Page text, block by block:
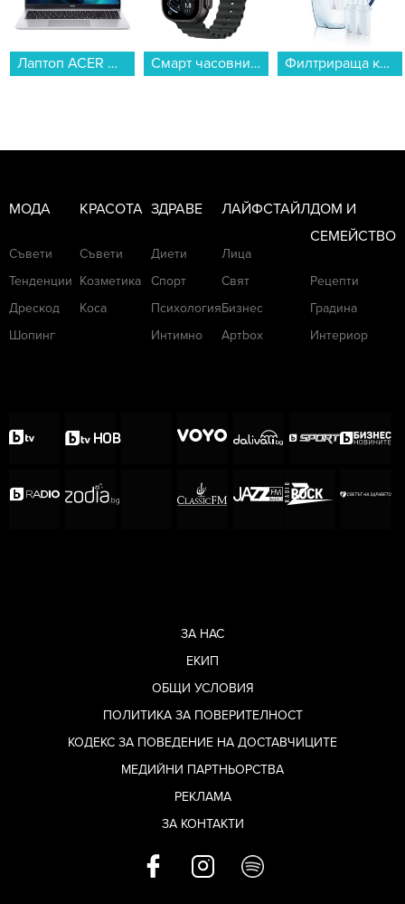
Лаптоп ACER ASPIRE LITE 15 AL15-41P-R4NT NX.J98EX.00A , 15.60 , 16 , 512GB SSD , AMD Radeon Graphics , AMD Ryzen 3 5300U QUAD CORE , Без OS... Смарт часовник Apple Watch Ultra 3 49mm Black/Black Ocean Band mf0j4 , 1.98... Филтрираща кана Aquaphor ИДЕАЛ СИНЯ + 3БР ФИЛТЪР В15 (172027) , 2.8 L...
МОДА
Съвети
Тенденции
Дрескод
Шопинг
КРАСОТА
Съвети
Козметика
Коса
ЗДРАВЕ
Диети
Спорт
Психология
Интимно
ЛАЙФСТАЙЛ
Лица
Свят
Бизнес
Артbox
ДОМ И
СЕМЕЙСТВО
Рецепти
Градина
Интериор
ЗА НАС
ЕКИП
ОБЩИ УСЛОВИЯ
ПОЛИТИКА ЗА ПОВЕРИТЕЛНОСТ
КОДЕКС ЗА ПОВЕДЕНИЕ НА ДОСТАВЧИЦИТЕ
МЕДИЙНИ ПАРТНЬОРСТВА
РЕКЛАМА
ЗА КОНТАКТИ